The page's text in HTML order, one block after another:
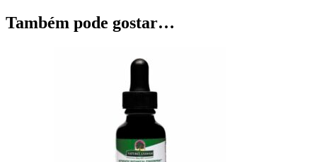
Também pode gostar…